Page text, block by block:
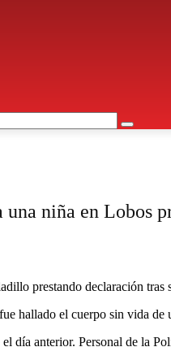
una niña en Lobos
prestando declaración
hallado el cuerpo sin vida
el día anterior. Personal de la